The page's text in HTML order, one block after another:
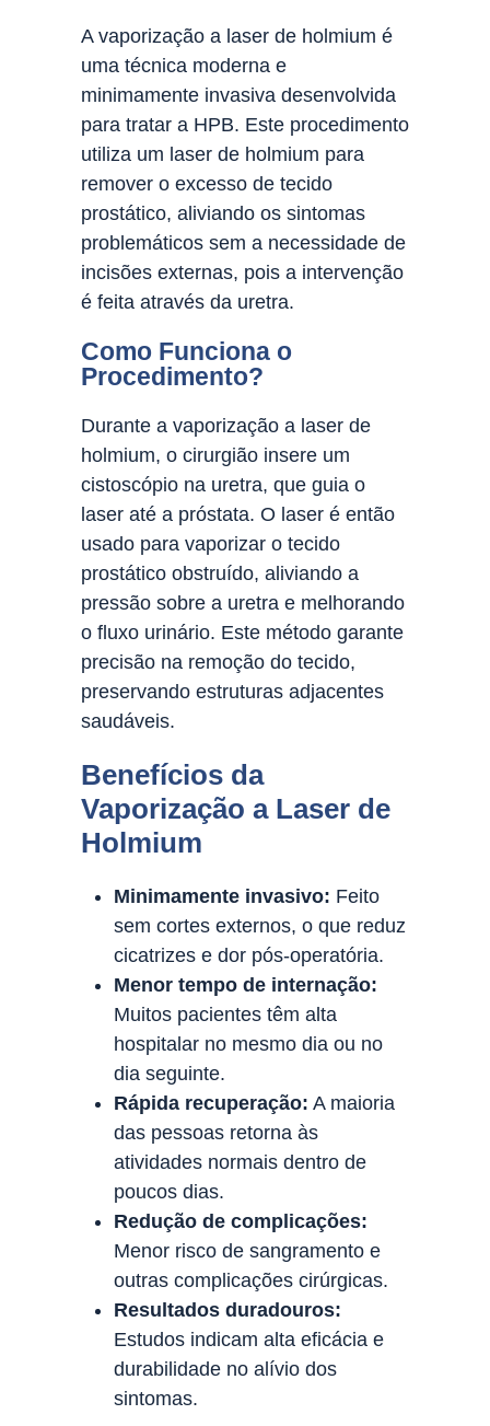
A vaporização a laser de holmium é
uma técnica moderna e
minimamente invasiva desenvolvida
para tratar a HPB. Este procedimento
utiliza um laser de holmium para
remover o excesso de tecido
prostático, aliviando os sintomas
problemáticos sem a necessidade de
incisões externas, pois a intervenção
é feita através da uretra.
Como Funciona o
Procedimento?
Durante a vaporização a laser de
holmium, o cirurgião insere um
cistoscópio na uretra, que guia o
laser até a próstata. O laser é então
usado para vaporizar o tecido
prostático obstruído, aliviando a
pressão sobre a uretra e melhorando
o fluxo urinário. Este método garante
precisão na remoção do tecido,
preservando estruturas adjacentes
saudáveis.
Benefícios da
Vaporização a Laser de
Holmium
Minimamente invasivo: Feito
sem cortes externos, o que reduz
cicatrizes e dor pós-operatória.
Menor tempo de internação:
Muitos pacientes têm alta
hospitalar no mesmo dia ou no
dia seguinte.
Rápida recuperação: A maioria
das pessoas retorna às
atividades normais dentro de
poucos dias.
Redução de complicações:
Menor risco de sangramento e
outras complicações cirúrgicas.
Resultados duradouros:
Estudos indicam alta eficácia e
durabilidade no alívio dos
sintomas.